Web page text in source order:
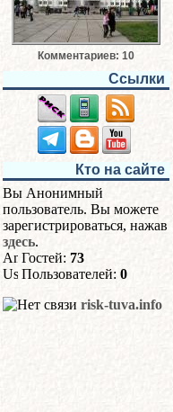
Комментариев: 10
Ссылки
Кто на сайте
Вы Анонимный
пользователь. Вы можете
зарегистрироваться, нажав
здесь.
Гостей: 73
Пользователей: 0
risk-tuva.info